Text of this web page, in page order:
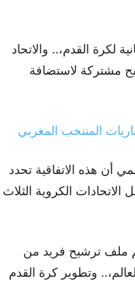
لكرة القدم،.. والاتحاد
مشتركة لاستضافة
أن هذه الاتفاقية تحدد
الاتحادات الكروية الثلاث
ملف ترشيح فريد من
وتطوير كرة القدم